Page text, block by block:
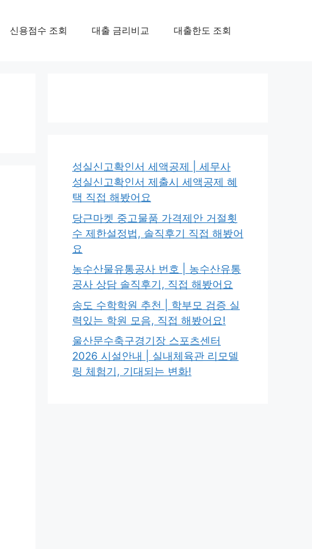
신용점수 조회 대출 금리비교 대출한도 조회
성실신고확인서 세액공제 | 세무사
성실신고확인서 제출시 세액공제 혜
택 직접 해봤어요
당근마켓 중고물품 가격제안 거절횟
수 제한설정법, 솔직후기 직접 해봤어
요
농수산물유통공사 번호 | 농수산유통
공사 상담 솔직후기, 직접 해봤어요
송도 수학학원 추천 | 학부모 검증 실
력있는 학원 모음, 직접 해봤어요!
울산문수축구경기장 스포츠센터
2026 시설안내 | 실내체육관 리모델
링 체험기, 기대되는 변화!